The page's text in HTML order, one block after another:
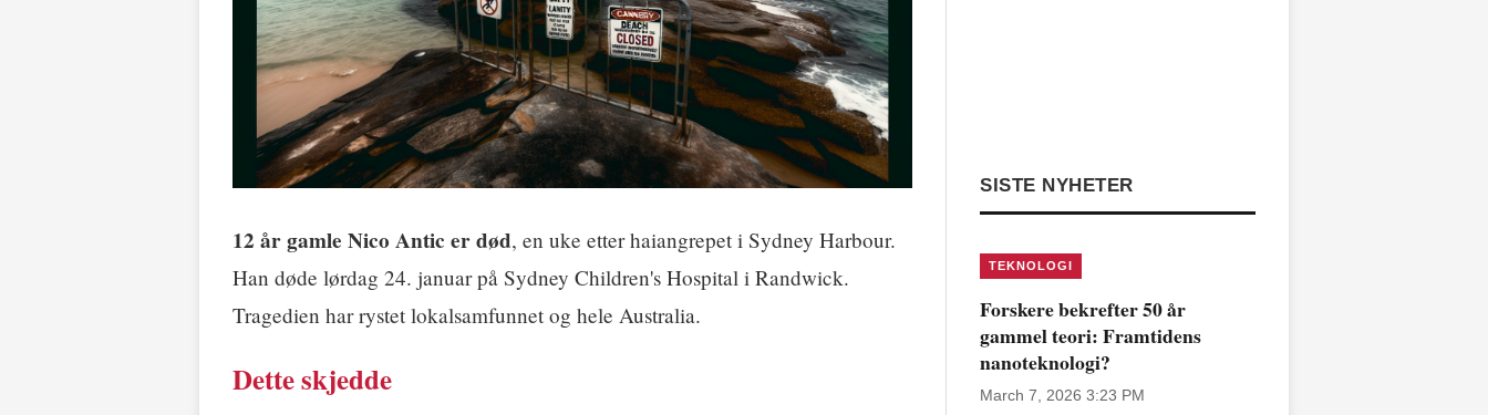
12 år gamle Nico Antic er død, en uke etter haiangrepet i Sydney Harbour.
Han døde lørdag 24. januar på Sydney Children's Hospital i Randwick.
Tragedien har rystet lokalsamfunnet og hele Australia.
Dette skjedde
SISTE NYHETER
TEKNOLOGI
Forskere bekrefter 50 år
gammel teori: Framtidens
nanoteknologi?
March 7, 2026 3:23 PM